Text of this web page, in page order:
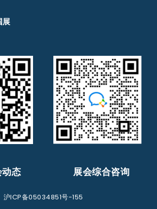
展
态 展会综合咨询
沪ICP备05034851号-155